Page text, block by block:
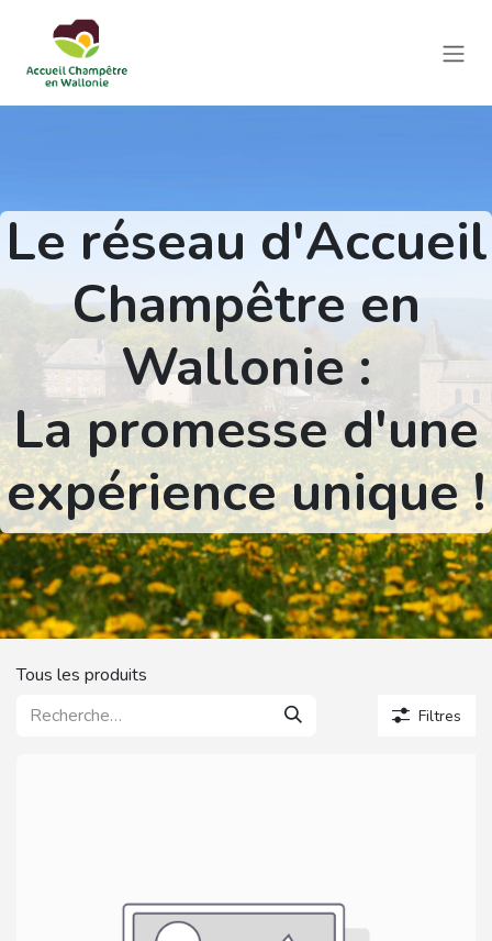
Le réseau d'Accueil
Champêtre en
Wallonie :
La promesse d'une
expérience unique !
Tous les produits
Filtres